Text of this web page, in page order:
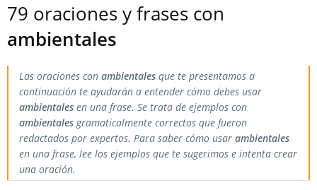
79 oraciones y frases con
ambientales
Las oraciones con ambientales que te presentamos a
continuación te ayudarán a entender cómo debes usar
ambientales en una frase. Se trata de ejemplos con
ambientalesgramaticalmente correctos que fueron
redactados por expertos. Para saber cómo usar ambientales
en una frase, lee los ejemplos que te sugerimos e intenta crear
una oración.